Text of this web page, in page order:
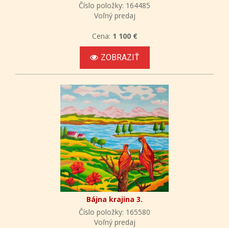
Číslo položky: 164485
Voľný predaj
Cena: 1 100 €
ZOBRAZIŤ
Bájna krajina 3.
Číslo položky: 165580
Voľný predaj